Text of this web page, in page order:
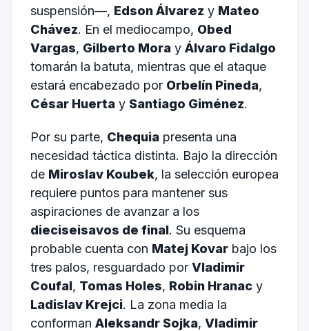
suspensión—, Edson Álvarez y Mateo
Chávez. En el mediocampo, Obed
Vargas, Gilberto Moray Álvaro Fidalgo
tomarán la batuta, mientras que el ataque
estará encabezado por Orbelín Pineda,
César Huertay Santiago Giménez.
Por su parte, Chequiapresenta una
necesidad táctica distinta. Bajo la dirección
de Miroslav Koubek, la selección europea
requiere puntos para mantener sus
aspiraciones de avanzar a los
dieciseisavos de final. Su esquema
probable cuenta con Matej Kovarbajo los
tres palos, resguardado por Vladimir
Coufal, Tomas Holes, Robin Hranacy
Ladislav Krejci. La zona media la
conforman Aleksandr Sojka, Vladimir